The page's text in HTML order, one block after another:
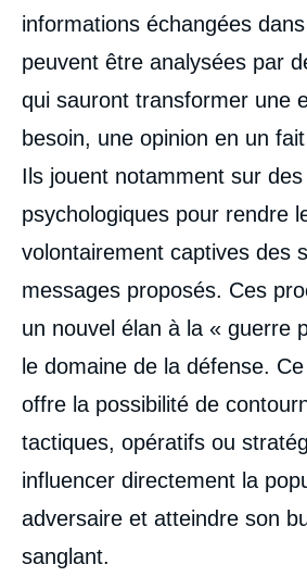
informations échangées
peuvent être analysées par
qui sauront transformer une
besoin, une opinion en un
Ils jouent notamment sur des
psychologiques pour rendre
volontairement captives des
messages proposés. Ces
un nouvel élan à la « guerre
le domaine de la défense.
offre la possibilité de
tactiques, opératifs ou
influencer directement la
adversaire et atteindre son
sanglant.